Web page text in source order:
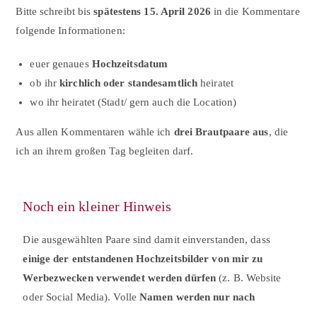
Bitte schreibt bisspätestens 15. April 2026 in die Kommentare
folgende Informationen:
euer genaues Hochzeitsdatum
ob ihrkirchlich oder standesamtlich heiratet
wo ihr heiratet (Stadt/ gern auch die Location)
Aus allen Kommentaren wähle ich drei Brautpaare aus, die
ich an ihrem großen Tag begleiten darf.
Noch ein kleiner Hinweis
Die ausgewählten Paare sind damit einverstanden, dass
einige der entstandenen Hochzeitsbilder von mir zu
Werbezwecken verwendet werden dürfen (z. B. Website
oder Social Media). VolleNamen werden nur nach